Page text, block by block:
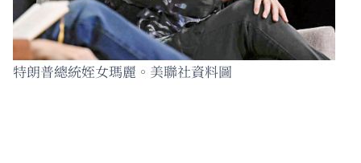
特朗普總統姪女瑪麗。美聯社資料圖